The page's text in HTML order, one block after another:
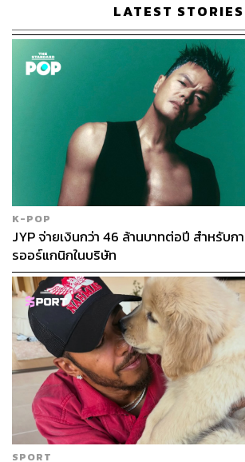
เมื่ออเล็กซ์ไม่ได้แข่งรถ เขาก็ฝึกซ้อมที่บ้า
Rig ของเขา
มาที่วันนี้และในปัจจุบัน ผมกำลังเตรียมพร้
บาร์เซโลนาสุดสัปดาห์นี้ และผมจะไม่มี 3 อ
คือ แพทริก โค้ชด้าน Performance ของผ
คนรู้จักดี เนื่องจากเขาเดินทางไปเยี่ยมคร
บ้านเกิดของเขา ลึกๆ แล้วผมคิดว่าเขาแค่พ
ไม่ให้เคราของเขาถูกย้อมสีหลังจากที่เขา
ผมที่ไมอามี (แต่ไม่ต้องห่วงครับ เขาไม่รอ
นี้ ผมจึงมีโค้ชสำรองชื่อโนเอล ซึ่งเคยทำง
(ยูกิ สึโนดะ) เพื่อนที่ดีอีกคนของผม
อย่างที่สอง ลุค วิศวกรของผมจะพลาดเรซ
แอนดรูว์หรือที่เราเรียกเขากันว่า Murdo
เขาเป็นคนไอริช ดังนั้นเขาก็จะมาทำหน้า
ไอริชอีกคนที่ทิ้งช่องว่างในใจของพวกเร
และสาม ในรอบ FP1 ผมจะงดซ้อมรอบแร
วิคเตอร์ มาร์ตินส์ นักแข่งจากอะคาเดมีของ
ประสบการณ์มากขึ้น
ดังนั้นทุกอย่างในสัปดาห์นี้จะมีสิ่งที่แตกต่าง
ก็ตื่นเต้นสำหรับสุดสัปดาห์นี้ เรากำลังอยู่ใน
LATEST STORIES
K-POP
JYP จ่ายเงินกว่า 46 ล้านบาทต่อปี สำหรับก
รออร์แกนิกในบริษัท
SPORT